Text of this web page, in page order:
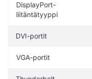
DisplayPort-
liitäntätyyppi
DVI-portit
VGA-portit